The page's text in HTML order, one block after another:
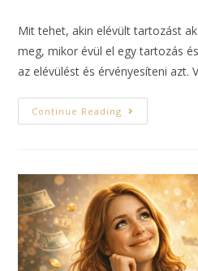
Mit tehet, akin elévült tartozást
meg, mikor évül el egy tartozás
az elévülést és érvényesíteni azt.
Continue Reading